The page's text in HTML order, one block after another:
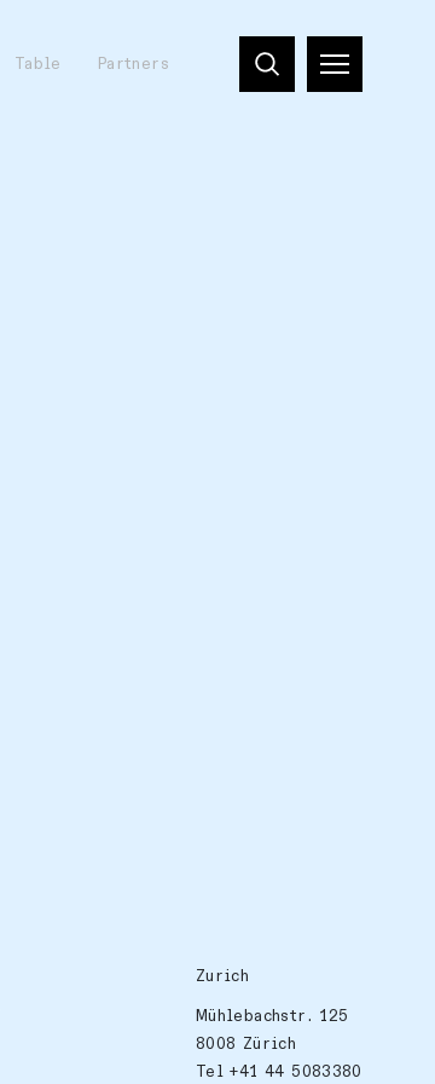
Table Partners
Zurich
Mühlebachstr. 125
8008 Zürich
Tel +41 44 5083380